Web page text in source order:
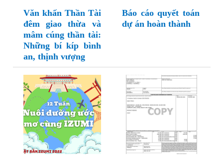
Văn khấn Thần Tài
đêm giao thừa và
mâm cúng thần tài:
Những bí kíp bình
an, thịnh vượng
Báo cáo quyết toán
dự án hoàn thành